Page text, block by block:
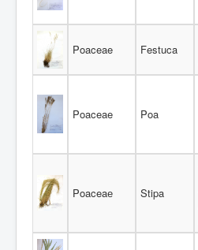
Poaceae Festuca
Poaceae Poa
Poaceaе Stipa